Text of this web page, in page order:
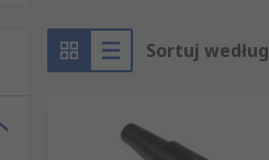
Sortuj według